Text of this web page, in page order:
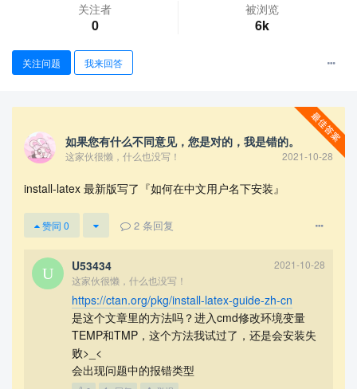
（...省略正常安装代码）
Installing [0092/4151, time/total: 03:01/02:18:44]: alkalami [125k]
Installing [0093/4151, time/total: 03:03/02:20:03]: allrunes [8078
DBEqgXEYiSL2c/allrunes.r42221.tar: Permission denied
TLUtils::untar: F:tlpkginstallertar.exe xmf C:UsersSONGSH~1L
OCALS~1TempaSp7tkKDBEqgXEYiSL2c/allrunes.r42221.tar fa
iled (in D:/texlive/2021/texmf-dist)
TLPDB::_install_data: untar failed for F:/archive/allrunes.r42221.t
TLUtils::install_packages: Failed to install allrunes
Installation failed.
Rerunning the installer will try to restart the installation.
Or you can restart by running the installer with:
install-tl-windows.bat --profile installation.profile [YOUR-EXTRA-
install-tl-advanced.bat --profile installation.profile [YOUR-EXTRA
关注者
0
被浏览
6k
关注问题 我来回答
如果您有什么不同意见，您是对的，我是错的。
2021-10-28
这家伙很懒，什么也没写！
install-latex 最新版写了『如何在中文用户名下安装』
赞同 0 2 条回复
U53434
2021-10-28
这家伙很懒，什么也没写！
https://ctan.org/pkg/install-latex-guide-zh-cn
是这个文章里的方法吗？进入cmd修改环境变量
TEMP和TMP，这个方法我试过了，还是会安装失
败>_<
会出现问题中的报错类型